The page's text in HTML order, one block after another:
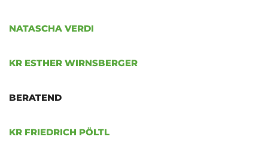
NATASCHA VERDI
KR ESTHER WIRNSBERGER
BERATEND
KR FRIEDRICH PÖLTL